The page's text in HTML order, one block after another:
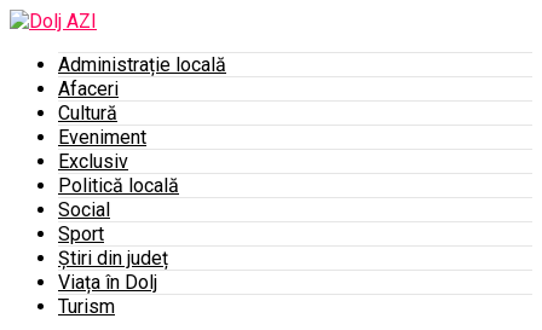
Administrație locală
Afaceri
Cultură
Eveniment
Exclusiv
Politică locală
Social
Sport
Știri din județ
Viața în Dolj
Turism